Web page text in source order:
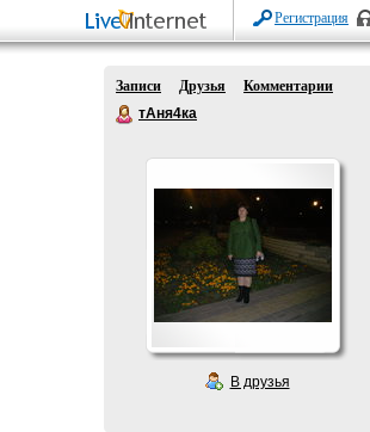
Регистрация
Записи Друзья
Комментарии
тАня4ка
В друзья